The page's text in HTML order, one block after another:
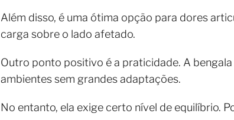
Além disso, é uma ótima opção para dores
carga sobre o lado afetado.
Outro ponto positivo é a praticidade. A
ambientes sem grandes adaptações.
No entanto, ela exige certo nível de equilíbrio.